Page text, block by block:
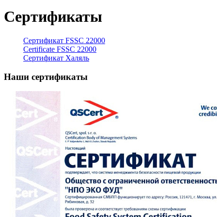
Сертификаты
Сертификат FSSC 22000
Certificate FSSC 22000
Сертификат Халяль
Наши сертификаты